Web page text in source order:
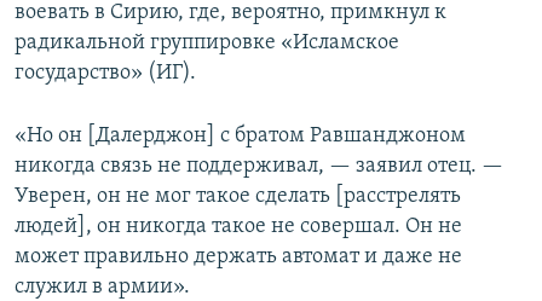
воевать в Сирию, где, вероятно, примкнул к
радикальной группировке «Исламское
государство» (ИГ).
«Но он [Далерджон] с братом Равшанджоном
никогда связь не поддерживал, — заявил отец. —
Уверен, он не мог такое сделать [расстрелять
людей], он никогда такое не совершал. Он не
может правильно держать автомат и даже не
служил в армии».